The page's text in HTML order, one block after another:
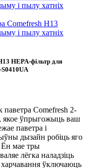
HEPA-фільтр для
паветра Comefresh 2-
якое ўпрыгожыць ваш
паветра і
дызайн робіць яго
Ён мае тры
лёгка наладзіць
ўключаюць